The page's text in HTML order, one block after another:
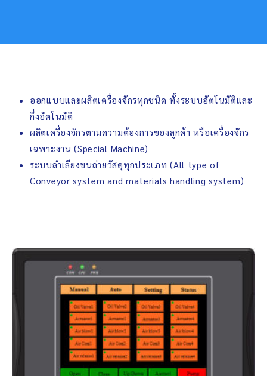
ออกแบบและผลิตเครื่องจักรทุกชนิด ทั้งระบบอัตโนมัติและ
กึ่งอัตโนมัติ
ผลิตเครื่องจักรตามความต้องการของลูกค้า หรือเครื่องจักร
เฉพาะงาน (Special Machine)
ระบบลำเลียงขนถ่ายวัสดุทุกประเภท (All type of
Conveyor system and materials handling system)